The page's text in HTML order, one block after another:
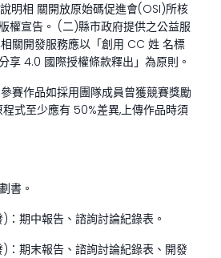
明相 關開放原始碼促進會(OSI)所核
權宣告。 (二)縣市政府提供之公益服
關開發服務應以「創用 CC 姓 名標
享 4.0 國際授權條款釋出」為原則。
賽作品如採用團隊成員曾獲競賽獎勵
式至少應有 50%差異,上傳作品時須
書。
期中報告、諮詢討論紀錄表。
：期末報告、諮詢討論紀錄表、開發